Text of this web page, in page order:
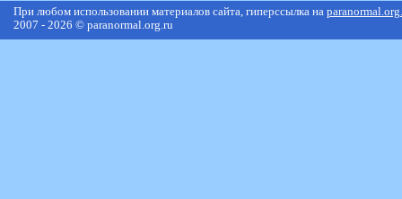
При любом использовании материалов сайта, гиперссылка на
2007 - 2026 © paranormal.org.ru